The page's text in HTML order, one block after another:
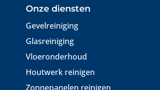
Onze diensten
Gevelreiniging
Glasreiniging
Vloeronderhoud
Houtwerk reinigen
Zonnepanelen reinigen